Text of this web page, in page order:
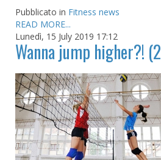
Pubblicato in Fitness news
READ MORE...
Lunedì, 15 July 2019 17:12
Wanna jump higher?!